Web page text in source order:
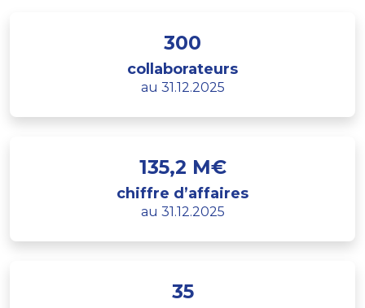
300
collaborateurs
au 31.12.2025
135,2 M€
chiffre d’affaires
au 31.12.2025
35